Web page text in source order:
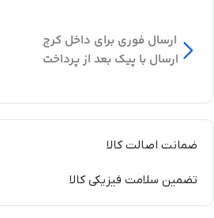
ارسال فوری برای داخل کرج
ارسال با پیک بعد از پرداخت
ضمانت اصالت کالا
تضمین سلامت فیزیکی کالا